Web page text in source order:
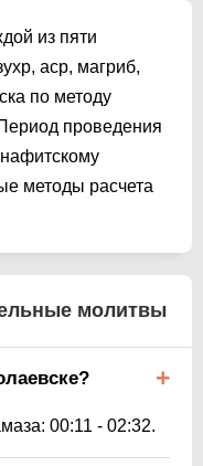
из пяти
аср, магриб,
по методу
проведения
методы расчета
молитвы
00:11 - 02:32.